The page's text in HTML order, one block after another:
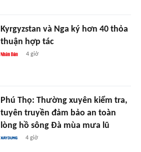
Kyrgyzstan và Nga ký hơn 40 thỏa
thuận hợp tác
4 giờ
Phú Thọ: Thường xuyên kiểm tra,
tuyên truyền đảm bảo an toàn
lòng hồ sông Đà mùa mưa lũ
4 giờ